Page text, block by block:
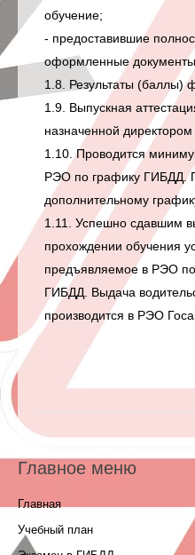
обучение;
- предоставившие
оформленные
1.8. Результаты (баллы)
1.9. Выпускная
назначенной
1.10. Проводится
РЭО по графику ГИБДД.
дополнительному
1.11. Успешно сдавшим
прохождении обучения
предъявляемое в РЭО
ГИБДД. Выдача
производится в РЭО
Главное меню
Главная
Учебный план